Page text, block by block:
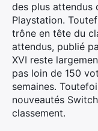
des plus attendus
Playstation.
trône en tête du
attendus, publié
XVI reste
pas loin de 150
semaines.
nouveautés
classement.